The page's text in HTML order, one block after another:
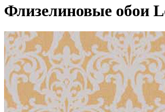
Флизелиновые обои